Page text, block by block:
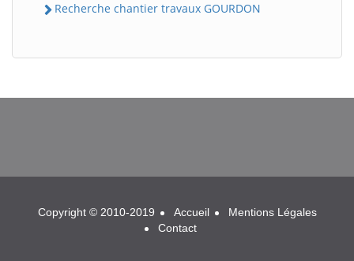
Recherche chantier travaux GOURDON
B BatiWebPro
Copyright © 2010-2019 Accueil
Mentions Légales
Contact